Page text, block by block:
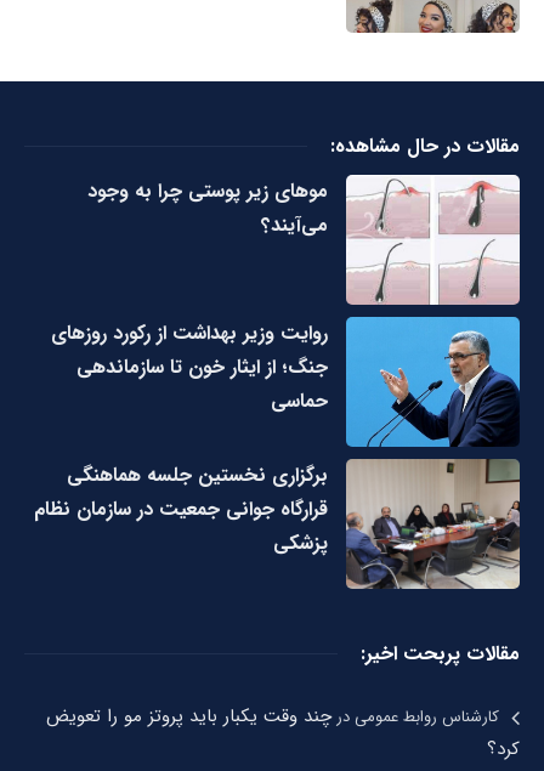
مقالات در حال مشاهده:
مو‌های زیر پوستی چرا به وجود
می‌آیند؟
روایت وزیر بهداشت از رکورد روزهای
جنگ؛ از ایثار خون تا سازماندهی
حماسی
برگزاری نخستین جلسه هماهنگی
قرارگاه جوانی جمعیت در سازمان نظام
پزشکی
مقالات پربحت اخیر:
کارشناس روابط عمومیدرچند وقت یکبار باید پروتز مو را تعویض
کرد؟